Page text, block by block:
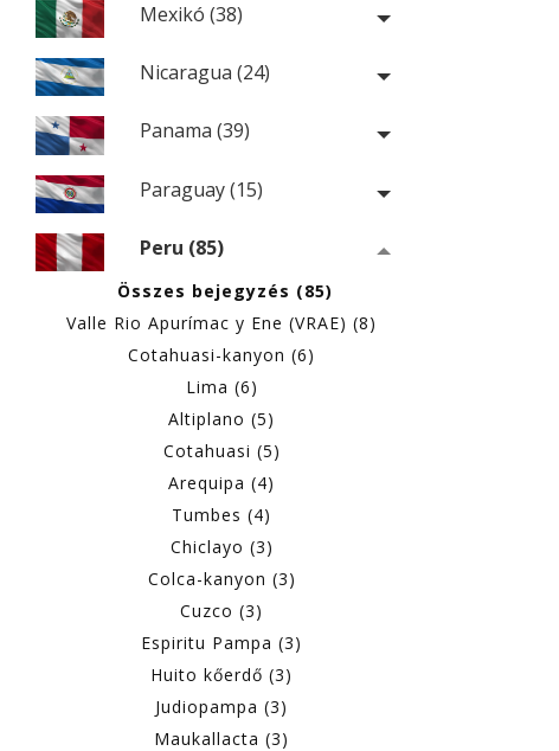
Mexikó (38)
Nicaragua (24)
Panama (39)
Paraguay (15)
Peru (85)
Összes bejegyzés (85)
Valle Rio Apurímac y Ene (VRAE) (8)
Cotahuasi-kanyon (6)
Lima (6)
Altiplano (5)
Cotahuasi (5)
Arequipa (4)
Tumbes (4)
Chiclayo (3)
Colca-kanyon (3)
Cuzco (3)
Espiritu Pampa (3)
Huito kőerdő (3)
Judiopampa (3)
Maukallacta (3)